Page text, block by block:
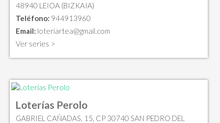
48940 LEIOA (BIZKAIA)
Teléfono: 944913960
Email: loteriartea@gmail.com
Ver series >
Loterías Perolo
GABRIEL CAÑADAS, 15, CP 30740 SAN PEDRO DEL